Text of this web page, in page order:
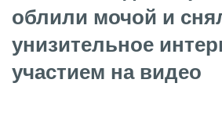
облили мочой и
унизительное
участием на видео